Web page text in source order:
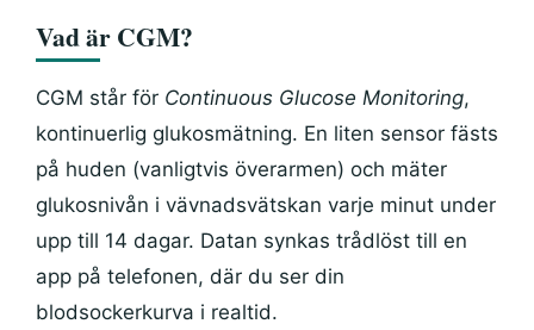
Vad är CGM?
CGM står för Continuous Glucose Monitoring,
kontinuerlig glukosmätning. En liten sensor fästs
på huden (vanligtvis överarmen) och mäter
glukosnivån i vävnadsvätskan varje minut under
upp till 14 dagar. Datan synkas trådlöst till en
app på telefonen, där du ser din
blodsockerkurva i realtid.